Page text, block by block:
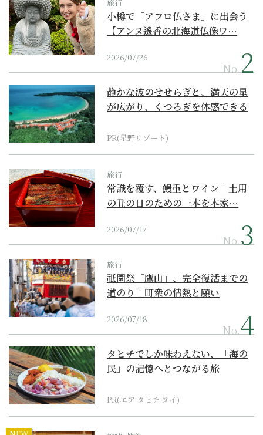
旅行
小樽で「アフロ仏さま」に出会う
【アンヌ遙香の北海道仏像ワ…
2026/07/26
No.
静かな波のせせらぎと、満天の星
が広がり、くつろぎを体感できる
PR(星野リゾート)
旅行
常識を覆す、鰻重とワイン｜土用
の丑の日のための一本を本家…
2026/07/17
No.
旅行
祇園祭「鷹山」、完全復活までの
道のり｜町衆の情熱と願い
2026/07/18
No.
タヒチでしか味わえない、「海の
民」の記憶へとつながる旅
PR(エア タヒチ ヌイ)